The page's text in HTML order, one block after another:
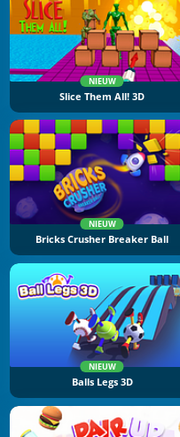
NIEUW
Slice Them All! 3D
NIEUW
Bricks Crusher Breaker Ball
NIEUW
Balls Legs 3D